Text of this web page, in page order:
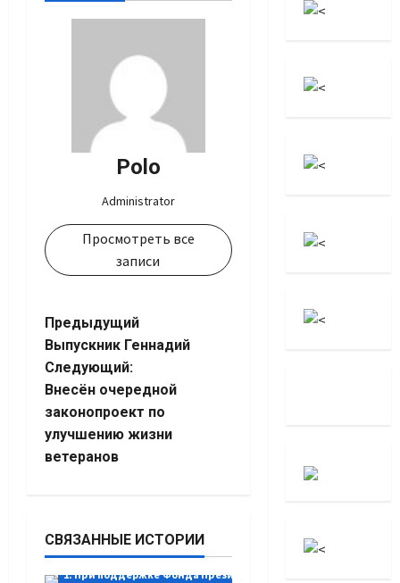
Polo
Administrator
Просмотреть все
записи
Навигация
записи
Предыдущий
Выпускник Геннадий
Следующий:
Внесён очередной
законопроект по
улучшению жизни
ветеранов
СВЯЗАННЫЕ ИСТОРИИ
1. При поддержке Фонда Президентских грантов